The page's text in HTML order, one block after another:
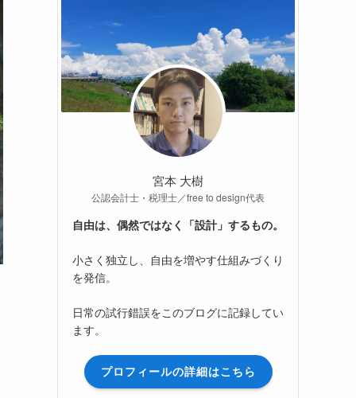
宮本 大樹
公認会計士・税理士／free to design代表
自由は、偶然ではなく「設計」するもの。
小さく独立し、自由を増やす仕組みづくり
を発信。
日常の試行錯誤をこのブログに記録してい
ます。
プロフィールの詳細はこちら